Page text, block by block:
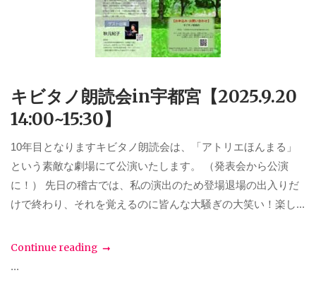
キビタノ朗読会in宇都宮【2025.9.20
14:00~15:30】
10年目となりますキビタノ朗読会は、「アトリエほんまる」
という素敵な劇場にて公演いたします。 （発表会から公演
に！） 先日の稽古では、私の演出のため登場退場の出入りだ
けで終わり、それを覚えるのに皆んな大騒ぎの大笑い！楽し...
Continue reading
...